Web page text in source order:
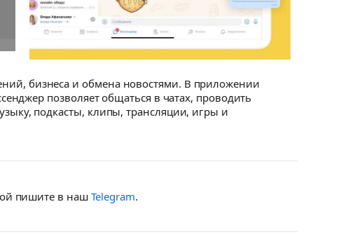
бизнеса и обмена новостями. В приложении
позволяет общаться в чатах, проводить
подкасты, клипы, трансляции, игры и
пишите в наш Telegram.